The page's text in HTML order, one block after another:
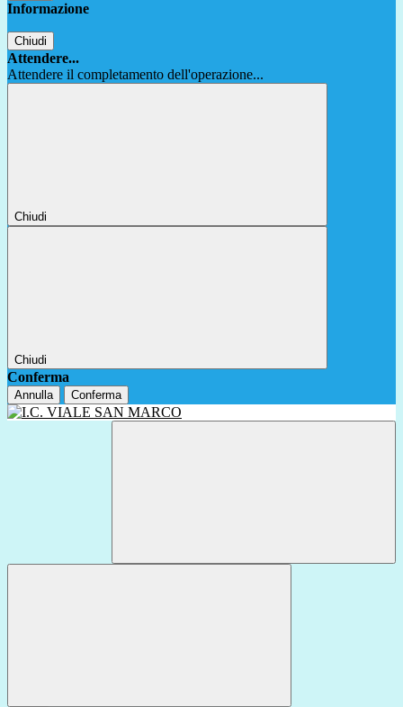
Informazione
Chiudi
Attendere...
Attendere il completamento dell'operazione...
Chiudi
Chiudi
Conferma
Annulla Conferma